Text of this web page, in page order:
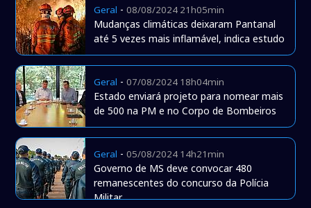
Geral -08/08/2024 21h05min
Mudanças climáticas deixaram Pantanal
até 5 vezes mais inflamável, indica estudo
Geral -07/08/2024 18h04min
Estado enviará projeto para nomear mais
de 500 na PM e no Corpo de Bombeiros
Geral -05/08/2024 14h21min
Governo de MS deve convocar 480
remanescentes do concurso da Polícia
Militar